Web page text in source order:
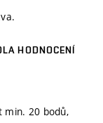
HODNOCENÍ
min. 20 bodů,